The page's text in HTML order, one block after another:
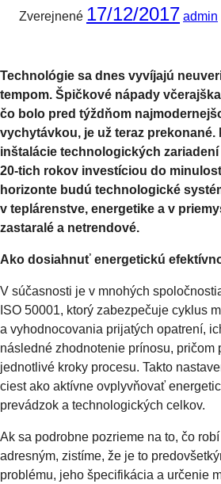
Zverejnené 17/12/2017 admin
Technológie sa dnes vyvíjajú
tempom. Špičkové nápady
čo bolo pred týždňom
vychytávkou, je už teraz prekonané.
inštalácie technologických
20-tich rokov investíciou do
horizonte budú technologické
v teplárenstve, energetike a v
zastaralé a netrendové.
Ako dosiahnuť energetickú
V súčasnosti je v mnohých
ISO 50001, ktorý zabezpečuje cyklus
a vyhodnocovania prijatých opatrení,
následné zhodnotenie prínosu, pričom
jednotlivé kroky procesu. Takto
ciest ako aktívne ovplyvňovať
prevádzok a technologických celkov.
Ak sa podrobne pozrieme na to, čo
adresným, zistíme, že je to
problému, jeho špecifikácia a určenie